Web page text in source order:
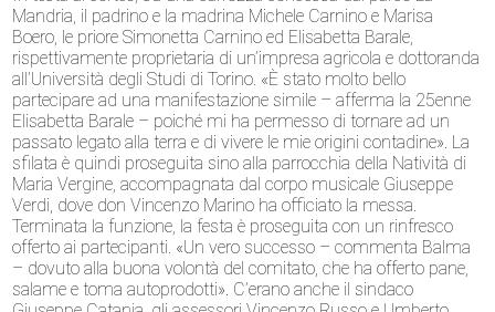
Mandria, il padrino e la madrina Michele Carnino e Marisa
Boero, le priore Simonetta Carnino ed Elisabetta Barale,
rispettivamente proprietaria di un’impresa agricola e dottoranda
all’Università degli Studi di Torino. «È stato molto bello
partecipare ad una manifestazione simile – afferma la 25enne
Elisabetta Barale – poiché mi ha permesso di tornare ad un
passato legato alla terra e di vivere le mie origini contadine». La
sfilata è quindi proseguita sino alla parrocchia della Natività di
Maria Vergine, accompagnata dal corpo musicale Giuseppe
Verdi, dove don Vincenzo Marino ha officiato la messa.
Terminata la funzione, la festa è proseguita con un rinfresco
offerto ai partecipanti. «Un vero successo – commenta Balma
– dovuto alla buona volontà del comitato, che ha offerto pane,
salame e toma autoprodotti». C’erano anche il sindaco